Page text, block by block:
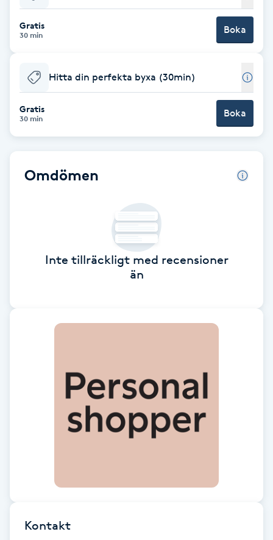
Babylights
Balayage
Bambumassage
Barber
Bottenfärg
Brynfärgning
Bröllopsuppsättning
Coachning
Gratis
30 min Boka
Hitta din perfekta byxa (30min)
Gratis
30 min Boka
Omdömen
Inte tillräckligt med recensioner
än
Kontakt